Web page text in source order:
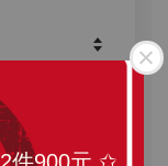
件900元 ✩